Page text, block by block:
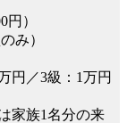
）
み）
円／3級：1万円
家族1名分の来